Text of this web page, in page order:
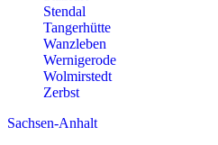
Stendal
Tangerhütte
Wanzleben
Wernigerode
Wolmirstedt
Zerbst
Sachsen-Anhalt